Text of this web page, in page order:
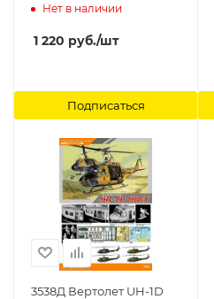
Нет в наличии
1 220 руб./шт
Подписаться
3538Д Вертолет UH-1D